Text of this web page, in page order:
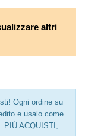
altri
Ogni ordine su
e usalo come
ACQUISTI,